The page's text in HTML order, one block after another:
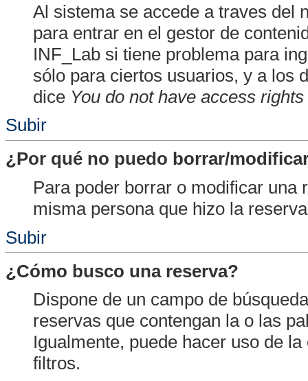
Al sistema se accede a traves del
para entrar en el gestor de
INF_Lab si tiene problema para
sólo para ciertos usuarios, y a los
dice You do not have access
Subir
¿Por qué no puedo borrar/
Para poder borrar o modificar una
misma persona que hizo la
Subir
¿Cómo busco una reserva?
Dispone de un campo de
reservas que contengan la o las
Igualmente, puede hacer uso de
filtros.